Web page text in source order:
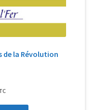
de la Révolution